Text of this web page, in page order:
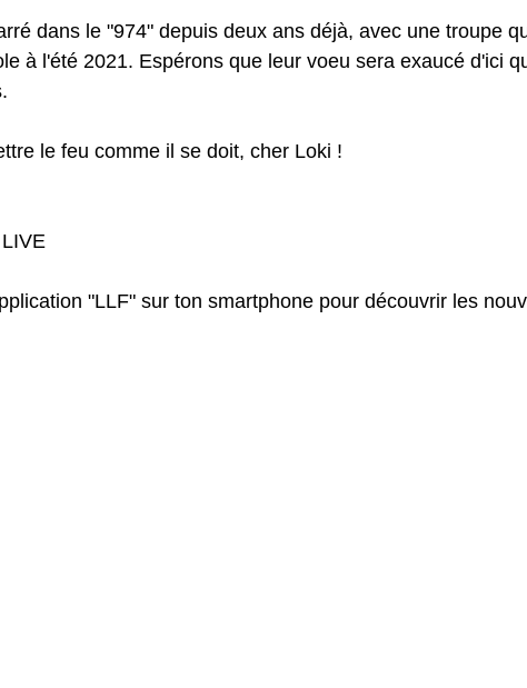
dans le "974" depuis deux ans déjà, avec une troupe
à l'été 2021. Espérons que leur voeu sera exaucé d'ici
le feu comme il se doit, cher Loki !
"LLF" sur ton smartphone pour découvrir les